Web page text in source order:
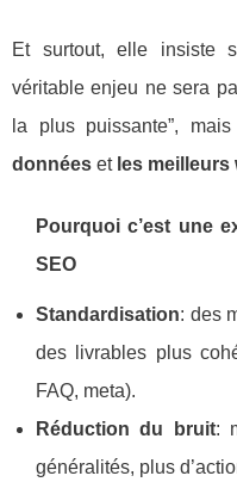
Et surtout, elle insiste
véritable enjeu ne sera
la plus puissante”,
données et les
Pourquoi c’est une
SEO
Standardisation: des
des livrables plus
FAQ, meta).
Réduction du bruit:
généralités, plus